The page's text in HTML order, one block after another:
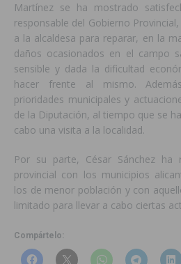
Martínez se ha mostrado
responsable del Gobierno
a la alcaldesa para reparar, en la
daños ocasionados en el campo
sensible y dada la dificultad
hacer frente al mismo.
prioridades municipales y
de la Diputación, al tiempo que se
cabo una visita a la localidad.
Por su parte, César Sánchez ha
provincial con los municipios
los de menor población y con
limitado para llevar a cabo ciertas
Compártelo: